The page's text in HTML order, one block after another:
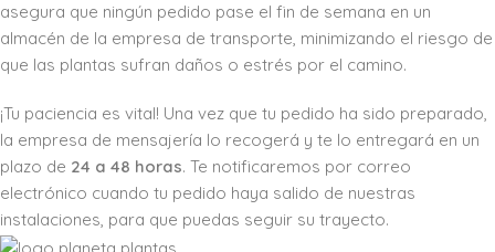
asegura que ningún pedido pase el fin de semana en un
almacén de la empresa de transporte, minimizando el riesgo de
que las plantas sufran daños o estrés por el camino.
¡Tu paciencia es vital! Una vez que tu pedido ha sido preparado,
la empresa de mensajería lo recogerá y te lo entregará en un
plazo de 24 a 48 horas. Te notificaremos por correo
electrónico cuando tu pedido haya salido de nuestras
instalaciones, para que puedas seguir su trayecto.